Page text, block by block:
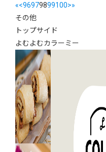
«<96979899100>»
その他
トップサイド
よむよむカラーミー